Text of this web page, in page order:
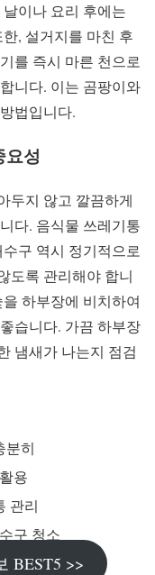
이나 요리 후에는
, 설거지를 마친 후
를 즉시 마른 천으로
니다. 이는 곰팡이와
법입니다.
요성
두지 않고 깔끔하게
다. 음식물 쓰레기통
구 역시 정기적으로
도록 관리해야 합니
하부장에 비치하여
습니다. 가끔 하부장
냄새가 나는지 점검
분히
용
관리
구 청소
BEST5 >>